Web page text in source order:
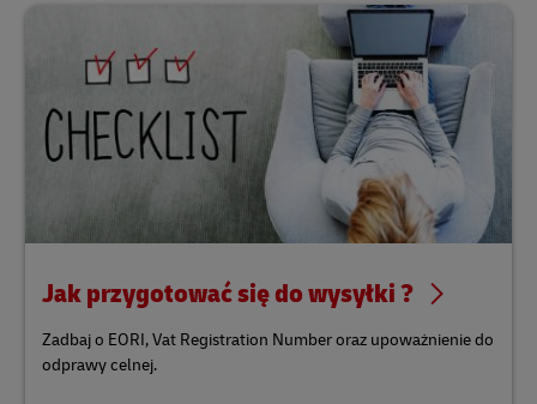
Jak przygotować się do wysyłki ?
Zadbaj o EORI, Vat Registration Number oraz upoważnienie do
odprawy celnej.